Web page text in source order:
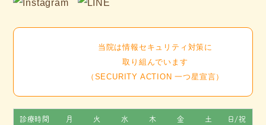
当院は情報セキュリティ対策に
取り組んでいます
（SECURITY ACTION 一つ星宣言）
診療時間 月 火 水 木 金 土 日/祝